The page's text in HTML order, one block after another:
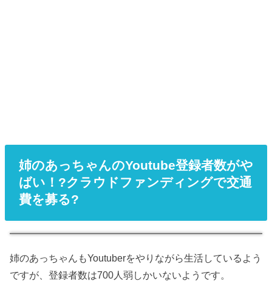
姉のあっちゃんのYoutube登録者数がや
ばい！?クラウドファンディングで交通
費を募る?
姉のあっちゃんもYoutuberをやりながら生活しているよう
ですが、登録者数は700人弱しかいないようです。